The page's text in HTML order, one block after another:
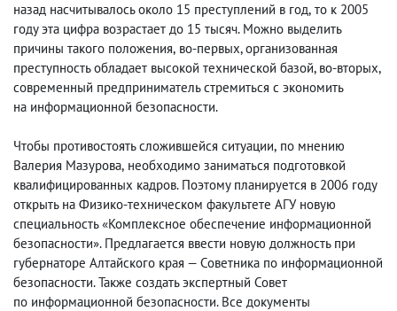
назад насчитывалось около 15 преступлений в год, то к 2005
году эта цифра возрастает до 15 тысяч. Можно выделить
причины такого положения, во-первых, организованная
преступность обладает высокой технической базой, во-вторых,
современный предприниматель стремиться с экономить
на информационной безопасности.
Чтобы противостоять сложившейся ситуации, по мнению
Валерия Мазурова, необходимо заниматься подготовкой
квалифицированных кадров. Поэтому планируется в 2006 году
открыть на Физико-техническом факультете АГУ новую
специальность «Комплексное обеспечение информационной
безопасности». Предлагается ввести новую должность при
губернаторе Алтайского края — Советника по информационной
безопасности. Также создать экспертный Совет
по информационной безопасности. Все документы